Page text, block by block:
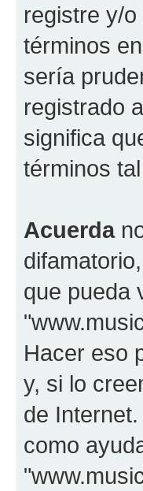
registre y/
términos
sería
registrado
significa
términos
Acuerda
que pueda
Hacer eso
y, si lo
de
como